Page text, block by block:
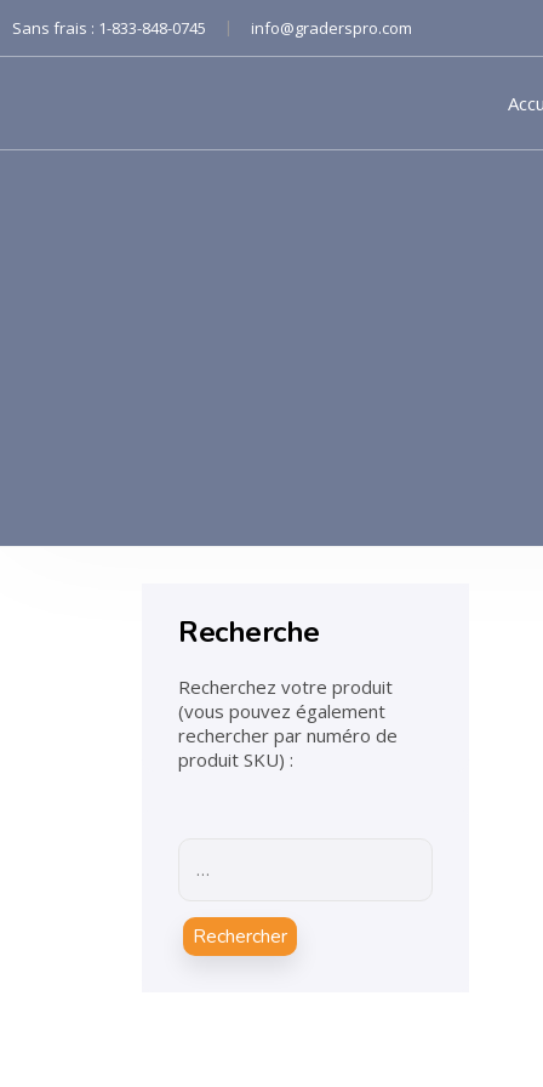
Sans frais : 1-833-848-0745 | info@graderspro.com
Recherche
Recherchez votre produit
(vous pouvez également
rechercher par numéro de
produit SKU) :
Rechercher